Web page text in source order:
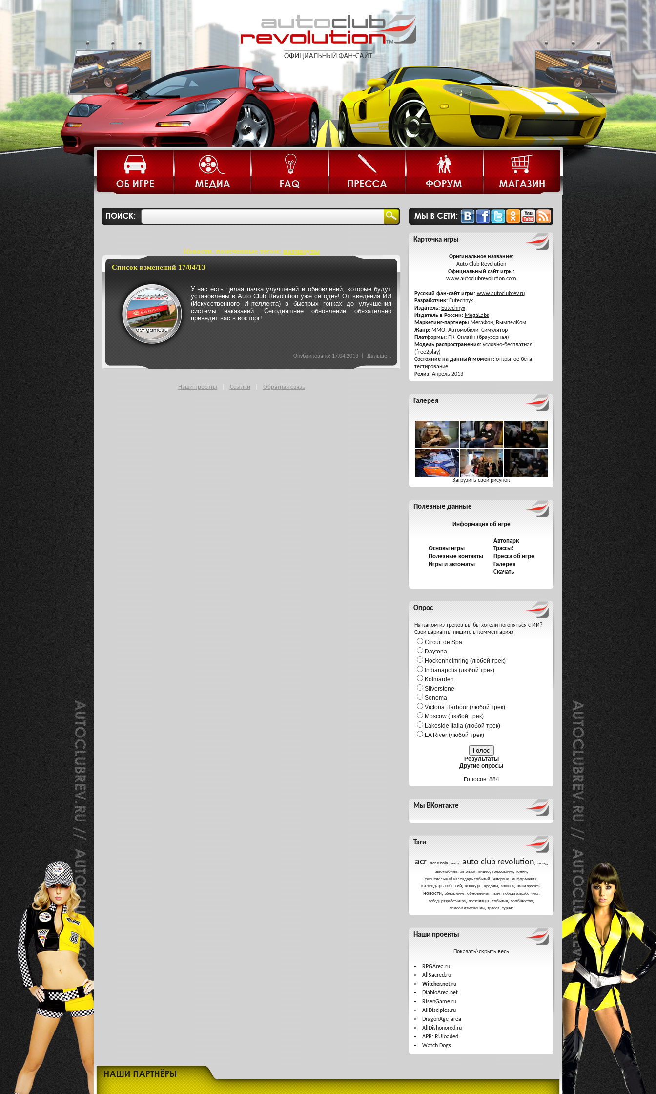
Новости, помеченные тегом: патчноуты
Список изменений 17/04/13
У нас есть целая пачка улучшений и обновлений, которые будут
установлены в Auto Club Revolution уже сегодня! От введения ИИ
(Искусственного Интеллекта) в быстрых гонках до улучшения
системы наказаний. Сегодняшнее обновление обязательно
приведет вас в восторг!
Опубликовано: 17.04.2013 | Дальше...
Наши проекты Ссылки Обратная связь
Карточка игры
Оригинальное название:
Auto Club Revolution
Официальный сайт игры:
www.autoclubrevolution.com
Русский фан-сайт игры: www.autoclubrev.ru
Разработчик: Eutechnyx
Издатель: Eutechnyx
Издатель в России: MegaLabs
Маркетинг-партнеры МегаФон, ВымпелКом
Жанр:MMO, Автомобили, Симулятор
Платформы:ПК-Онлайн (браузерная)
Модель распространения:условно-бесплатная
(free2play)
Состояние на данный момент:открытое бета-
тестирование
Релиз:Апрель 2013
Галерея
Загрузить свой рисунок
Полезные данные
Информация об игре
Основы игры
Полезные контакты
Игры и автоматы
Автопарк
Трассы!
Пресса об игре
Галерея
Скачать
Опрос
На каком из треков вы бы хотели погоняться с ИИ?
Свои варианты пишите в комментариях
Circuit de Spa
Daytona
Hockenheimring (любой трек)
Indianapolis (любой трек)
Kolmarden
Silverstone
Sonoma
Victoria Harbour (любой трек)
Moscow (любой трек)
Lakeside Italia (любой трек)
LA River (любой трек)
Результаты
Другие опросы
Голосов: 884
Мы ВКонтакте
Тэги
acr, acr russia, auto, auto club revolution, racing,
автомобиль, автопарк, видео, голосование, гонки,
еженедельный календарь событий, интервью, информация,
календарь событий, конкурс, кредиты, машина, наши проекты,
новости, обновление, обновления, патч, победи разработчика,
победи разработчиков, презентация, события, сообщество,
список изменений, трасса, турнир
Наши проекты
Показать\скрыть весь
RPGArea.ru
AllSacred.ru
Witcher.net.ru
DiabloArea.net
RisenGame.ru
AllDisciples.ru
DragonAge-area
AllDishonored.ru
APB: RUloaded
Watch Dogs